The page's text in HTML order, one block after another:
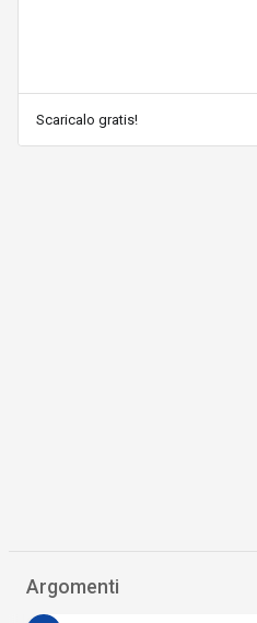
Scaricalo gratis!
Argomenti